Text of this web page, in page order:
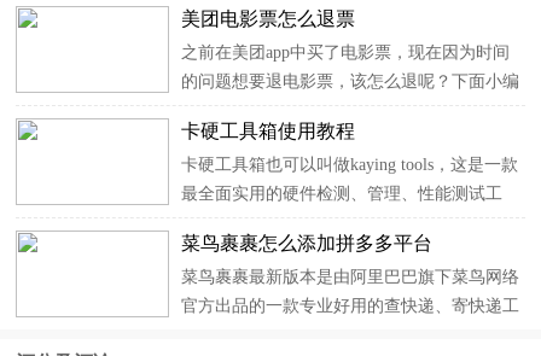
需要另外下载，那么酷狗音乐怎么转换mp3格
式？为此，小编为大家带来了详细的操作教
程，希望对各位有所帮助...
美团电影票怎么退票
之前在美团app中买了电影票，现在因为时间
的问题想要退电影票，该怎么退呢？下面小编
有需要的朋友不妨一起来看看，希望对您有所
帮助！ 美团电影票退票流程1、首先选择你要
看的电影，选择影...
卡硬工具箱使用教程
卡硬工具箱也可以叫做kaying tools，这是一款
最全面实用的硬件检测、管理、性能测试工
件，包含了BIOS工具、CPU检测、超频工具、
性能测试、内存工具、显卡测试、显示器工
具、硬盘工具、电池检测...
菜鸟裹裹怎么添加拼多多平台
菜鸟裹裹最新版本是由阿里巴巴旗下菜鸟网络
官方出品的一款专业好用的查快递、寄快递工